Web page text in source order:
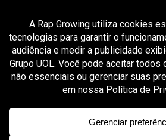
All posts tagged
MÚSICA 3 meses ago
Kayblack inicia nova
prévia viral bater 1,5
horas